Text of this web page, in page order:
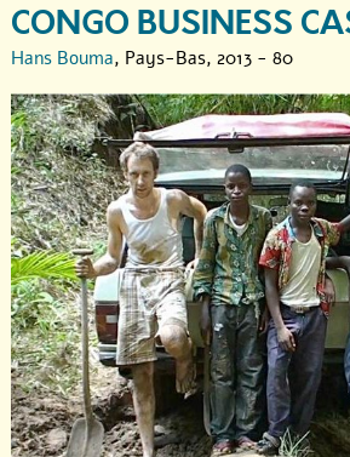
CONGO BUSINESS
Hans Bouma, Pays-Bas, 2013 - 80